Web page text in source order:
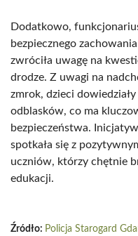
Dodatkowo,
bezpiecznego
zwróciła uwagę na
drodze. Z uwagi na
zmrok, dzieci
odblasków, co ma
bezpieczeństwa.
spotkała się z
uczniów, którzy chętnie
edukacji.
Źródło: Policja Starogard